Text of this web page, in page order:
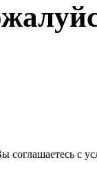
соглашаетесь с